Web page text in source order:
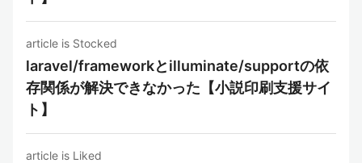
article is Stocked
laravel/frameworkとilluminate/supportの依
存関係が解決できなかった【小説印刷支援サイ
ト】
article is Liked